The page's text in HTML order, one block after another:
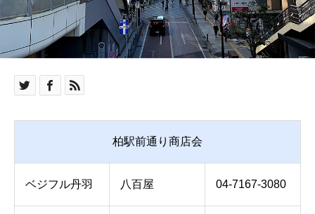
柏駅前通り商店会
ベジフル丹羽 八百屋 04-7167-3080